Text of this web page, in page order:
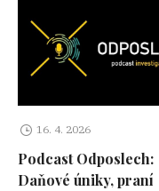
16. 4. 2026
Podcast Odposlech:
Daňové úniky, praní